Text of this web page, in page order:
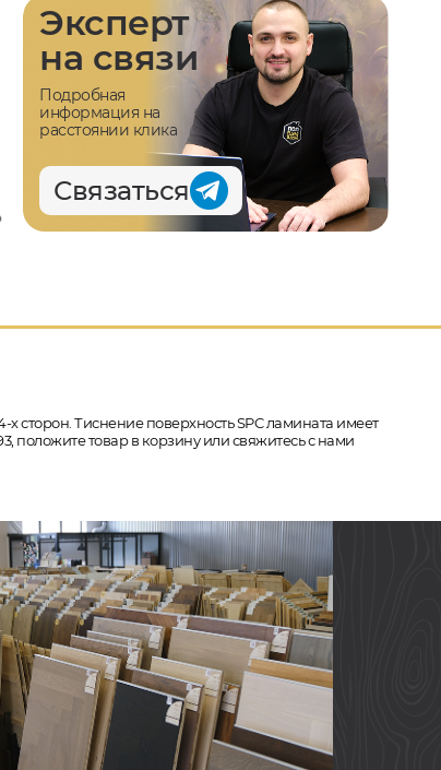
Эксперт
на связи
Подробная
информация на
расстоянии клика
Связаться
сторон. Тиснение поверхность SPC ламината имеет
положите товар в корзину или свяжитесь с нами